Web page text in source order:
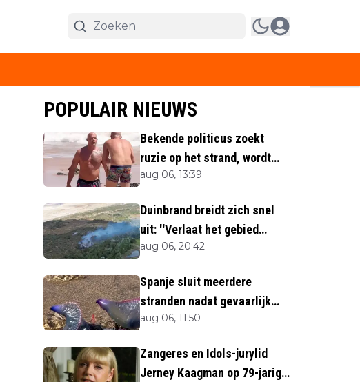
POPULAIR NIEUWS
Bekende politicus zoekt
ruzie op het strand, wordt
neergemaaid
aug 06, 13:39
Duinbrand breidt zich snel
uit: ''Verlaat het gebied
direct''
aug 06, 20:42
Spanje sluit meerdere
stranden nadat gevaarlijk
zeedier opduikt
aug 06, 11:50
Zangeres en Idols-jurylid
Jerney Kaagman op 79-jarige